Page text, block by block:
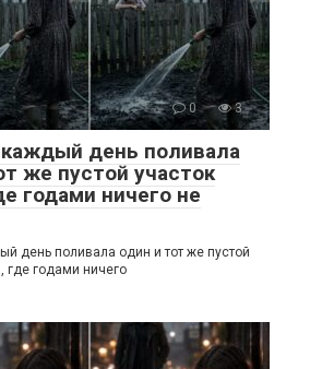
0 3
день поливала
же пустой участок
годами ничего не
день поливала один и тот же пустой
где годами ничего